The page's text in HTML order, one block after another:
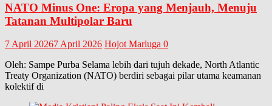
NATO Minus One: Eropa yang Menjauh, Menuju
Tatanan Multipolar Baru
7 April 20267 April 2026 Hojot Marluga 0
Oleh: Sampe Purba Selama lebih dari tujuh dekade, North Atlantic
Treaty Organization (NATO) berdiri sebagai pilar utama keamanan
kolektif di